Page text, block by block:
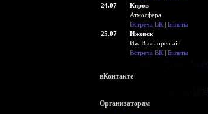
24.07
Киров
Атмосфера
Встреча ВК | Билеты
25.07
Ижевск
Иж Выль open air
Встреча ВК | Билеты
вКонтакте
Организаторам